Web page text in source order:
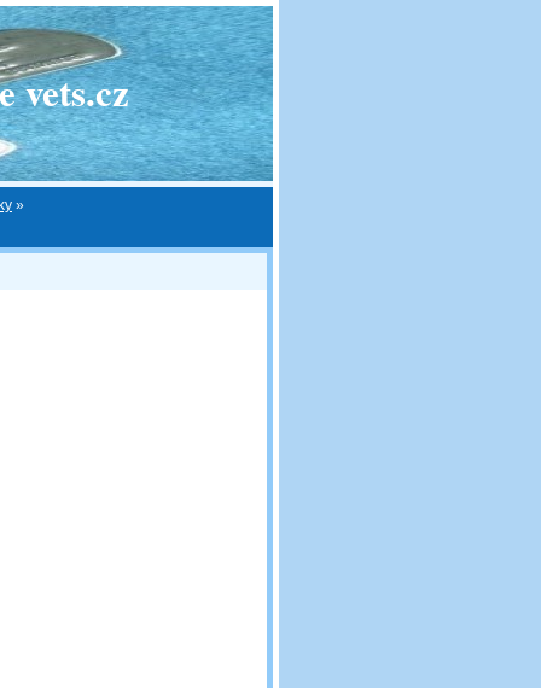
vets.cz
»